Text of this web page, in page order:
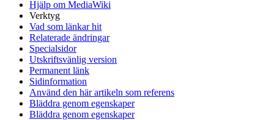
Hjälp om MediaWiki
Verktyg
Vad som länkar hit
Relaterade ändringar
Specialsidor
Utskriftsvänlig version
Permanent länk
Sidinformation
Använd den här artikeln som referens
Bläddra genom egenskaper
Bläddra genom egenskaper